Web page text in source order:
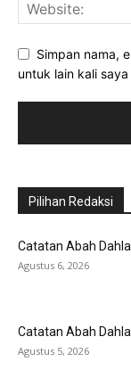
Simpan nama,
untuk lain kali
Pilihan Redaksi
Catatan Abah
Agustus 6, 2026
Catatan Abah
Agustus 5, 2026